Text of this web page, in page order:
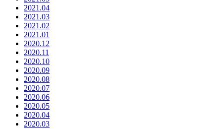
2021.04
2021.03
2021.02
2021.01
2020.12
2020.11
2020.10
2020.09
2020.08
2020.07
2020.06
2020.05
2020.04
2020.03